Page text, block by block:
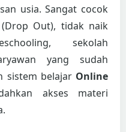
usia. Sangat cocok
Out), tidak naik
sekolah
yang sudah
sistem belajar Online
akses materi